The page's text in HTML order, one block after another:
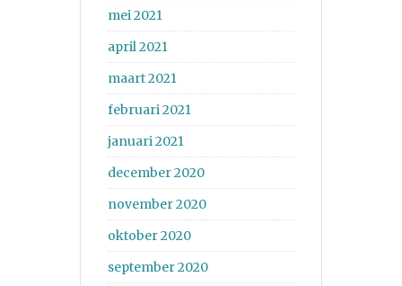
mei 2021
april 2021
maart 2021
februari 2021
januari 2021
december 2020
november 2020
oktober 2020
september 2020